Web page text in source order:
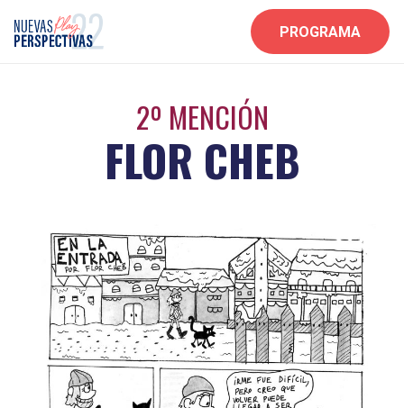
PROGRAMA
2º MENCIÓN
FLOR CHEB